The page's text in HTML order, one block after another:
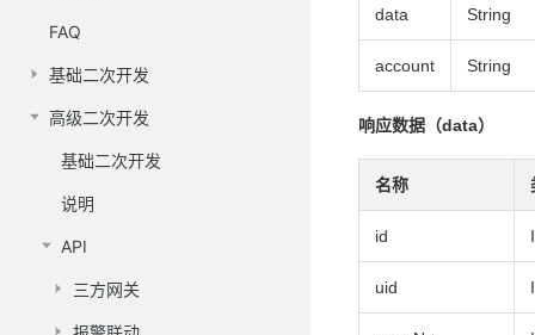
FAQ
基础二次开发
高级二次开发
基础二次开发
说明
API
三方网关
data String
account String
响应数据（data）
名称
id
uid